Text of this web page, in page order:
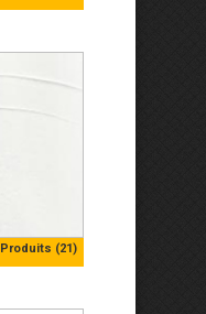
Produits (21)